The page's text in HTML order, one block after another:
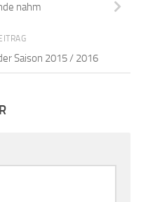
nahm
Saison 2015 / 2016